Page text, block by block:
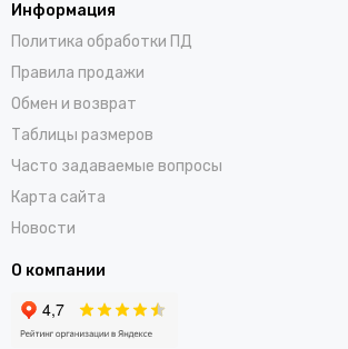
Информация
Политика обработки ПД
Правила продажи
Обмен и возврат
Таблицы размеров
Часто задаваемые вопросы
Карта сайта
Новости
О компании